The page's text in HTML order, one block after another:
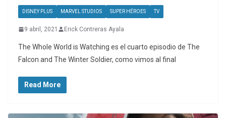
DISNEY PLUS MARVEL STUDIOS SUPER HÉROES TV
9 abril, 2021 Erick Contreras Ayala
The Whole World is Watching es el cuarto episodio de The
Falcon and The Winter Soldier, como vimos al final
Read More